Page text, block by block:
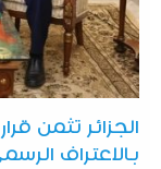
الجزائر تثمن
بالاعتراف